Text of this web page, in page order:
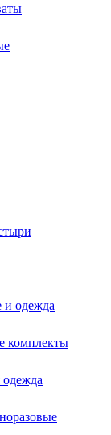
и одежда
комплекты